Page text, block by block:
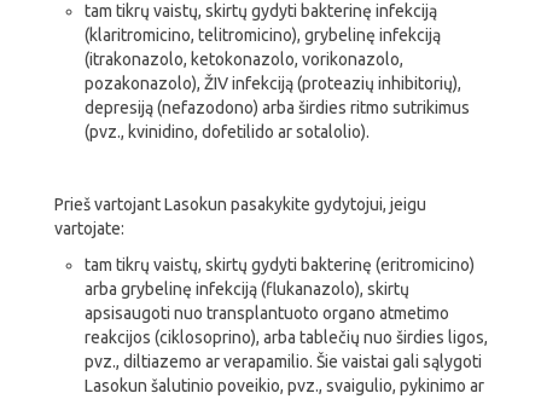
tam tikrų vaistų, skirtų gydyti bakterinę infekciją
(klaritromicino, telitromicino), grybelinę infekciją
(itrakonazolo, ketokonazolo, vorikonazolo,
pozakonazolo), ŽIV infekciją (proteazių inhibitorių),
depresiją (nefazodono) arba širdies ritmo sutrikimus
(pvz., kvinidino, dofetilido ar sotalolio).
Prieš vartojant Lasokun pasakykite gydytojui, jeigu
vartojate:
tam tikrų vaistų, skirtų gydyti bakterinę (eritromicino)
arba grybelinę infekciją (flukanazolo), skirtų
apsisaugoti nuo transplantuoto organo atmetimo
reakcijos (ciklosoprino), arba tablečių nuo širdies ligos,
pvz., diltiazemo ar verapamilio. Šie vaistai gali sąlygoti
Lasokun šalutinio poveikio, pvz., svaigulio, pykinimo ar